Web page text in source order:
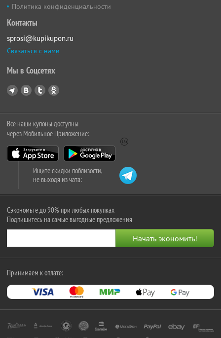
Политика конфиденциальности
Контакты
sprosi@kupikupon.ru
Связаться с нами
Мы в Соцсетях
Все наши купоны доступны
через Мобильное Приложение:
Ищите скидки поблизости,
не выходя из чата:
Сэкономьте до 90% при любых покупках
Подпишитесь на самые выгодные предложения
Принимаем к оплате: